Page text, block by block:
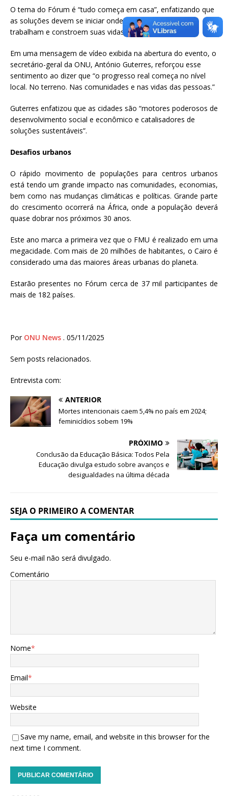
O tema do Fórum é “tudo começa em casa”, enfatizando que
as soluções devem se iniciar onde as pessoas vivem,
trabalham e constroem suas vidas.
Em uma mensagem de vídeo exibida na abertura do evento, o
secretário-geral da ONU, António Guterres, reforçou esse
sentimento ao dizer que “o progresso real começa no nível
local. No terreno. Nas comunidades e nas vidas das pessoas.”
Guterres enfatizou que as cidades são “motores poderosos de
desenvolvimento social e econômico e catalisadores de
soluções sustentáveis”.
Desafios urbanos
O rápido movimento de populações para centros urbanos
está tendo um grande impacto nas comunidades, economias,
bem como nas mudanças climáticas e políticas. Grande parte
do crescimento ocorrerá na África, onde a população deverá
quase dobrar nos próximos 30 anos.
Este ano marca a primeira vez que o FMU é realizado em uma
megacidade. Com mais de 20 milhões de habitantes, o Cairo é
considerado uma das maiores áreas urbanas do planeta.
Estarão presentes no Fórum cerca de 37 mil participantes de
mais de 182 países.
Por ONU News . 05/11/2025
Sem posts relacionados.
Entrevista com:
ANTERIOR
Mortes intencionais caem 5,4% no país em 2024;
feminicídios sobem 19%
PRÓXIMO
Conclusão da Educação Básica: Todos Pela
Educação divulga estudo sobre avanços e
desigualdades na última década
SEJA O PRIMEIRO A COMENTAR
Faça um comentário
Seu e-mail não será divulgado.
Comentário
Nome*
Email*
Website
Save my name, email, and website in this browser for the
next time I comment.